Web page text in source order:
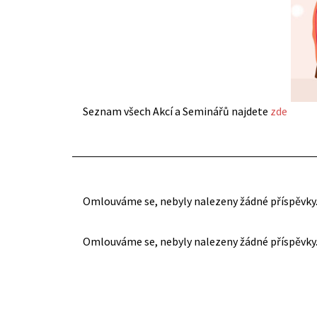
Seznam všech Akcí a Seminářů najdete zde
Omlouváme se, nebyly nalezeny žádné příspěvky.
Omlouváme se, nebyly nalezeny žádné příspěvky.